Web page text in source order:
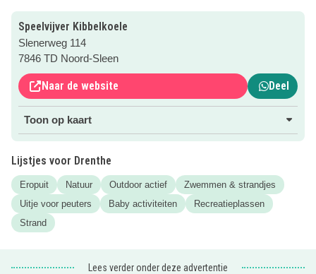
(waarvan één voor gehandicapten) aanwezig.
Speelvijver Kibbelkoele
Slenerweg 114
7846 TD Noord-Sleen
Naar de website Deel
Toon op kaart
Lijstjes voor Drenthe
Eropuit Natuur Outdoor actief
Zwemmen & strandjes
Uitje voor peuters
Baby activiteiten
Recreatieplassen
Strand
Lees verder onder deze advertentie